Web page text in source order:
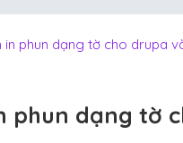
phun dạng tờ cho drupa
phun dạng tờ